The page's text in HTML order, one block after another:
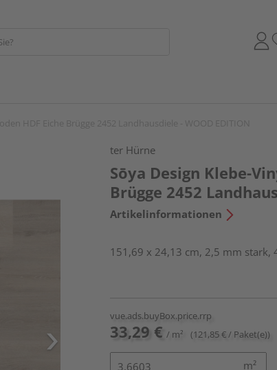
ter Hürne
Sōya Design Klebe-
Brügge 2452
Artikelinformationen
151,69 x 24,13 cm, 2,5 mm stark,
vue.ads.buyBox.price.rrp
33,29 € / m² (121,85 € / Paket(e))
m²